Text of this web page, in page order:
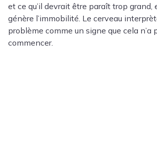
et ce qu’il devrait être paraît trop
génère l’immobilité. Le cerveau
problème comme un signe que cela n’a
commencer.